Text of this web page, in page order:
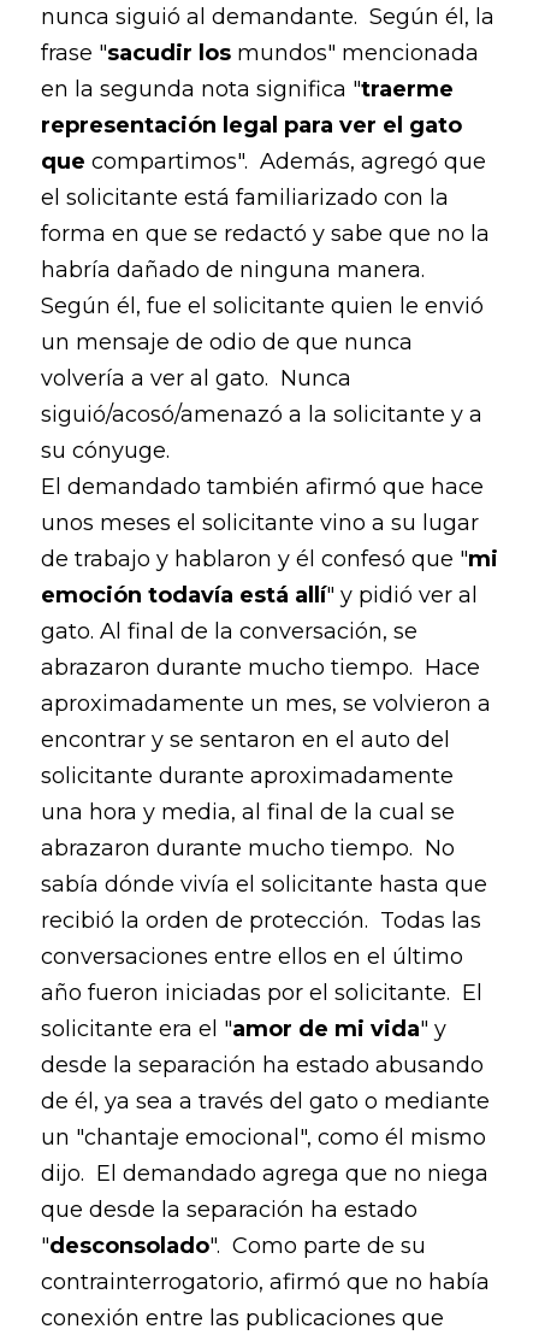
nunca siguió al demandante. Según él, la
frase "sacudir los mundos" mencionada
en la segunda nota significa "traerme
representación legal para ver el gato
que compartimos". Además, agregó que
el solicitante está familiarizado con la
forma en que se redactó y sabe que no la
habría dañado de ninguna manera.
Según él, fue el solicitante quien le envió
un mensaje de odio de que nunca
volvería a ver al gato. Nunca
siguió/acosó/amenazó a la solicitante y a
su cónyuge.
El demandado también afirmó que hace
unos meses el solicitante vino a su lugar
de trabajo y hablaron y él confesó que "mi
emoción todavía está allí" y pidió ver al
gato. Al final de la conversación, se
abrazaron durante mucho tiempo. Hace
aproximadamente un mes, se volvieron a
encontrar y se sentaron en el auto del
solicitante durante aproximadamente
una hora y media, al final de la cual se
abrazaron durante mucho tiempo. No
sabía dónde vivía el solicitante hasta que
recibió la orden de protección. Todas las
conversaciones entre ellos en el último
año fueron iniciadas por el solicitante. El
solicitante era el "amor de mi vida" y
desde la separación ha estado abusando
de él, ya sea a través del gato o mediante
un "chantaje emocional", como él mismo
dijo. El demandado agrega que no niega
que desde la separación ha estado
"desconsolado". Como parte de su
contrainterrogatorio, afirmó que no había
conexión entre las publicaciones que